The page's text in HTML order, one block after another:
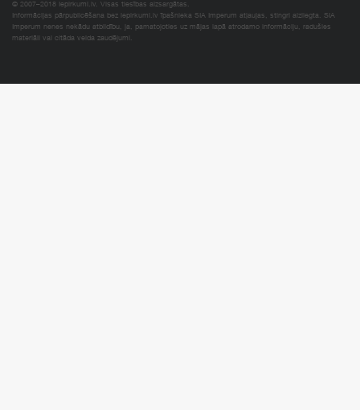
© 2007–2018 Iepirkumi.lv. Visas tiesības aizsargātas.
Informācijas pārpublicēšana bez iepirkumi.lv īpašnieka SIA Imperum atļaujas, stingri aizliegta. SIA
Imperum nenes nekādu atbildību, ja, pamatojoties uz mājas lapā atrodamo informāciju, radušies
materiāli vai citāda veida zaudējumi.